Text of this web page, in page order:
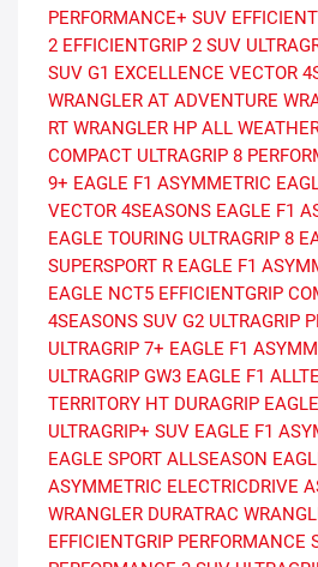
PERFORMANCE+ SUV
2 EFFICIENTGRIP 2 SUV
SUV G1 EXCELLENCE VECTOR
WRANGLER AT ADVENTURE
RT WRANGLER HP ALL
COMPACT ULTRAGRIP 8
9+ EAGLE F1 ASYMMETRIC
VECTOR 4SEASONS EAGLE F1
EAGLE TOURING ULTRAGRIP 8
SUPERSPORT R EAGLE F1
EAGLE NCT5 EFFICIENTGRIP
4SEASONS SUV G2 ULTRAGRIP
ULTRAGRIP 7+ EAGLE F1
ULTRAGRIP GW3 EAGLE F1
TERRITORY HT DURAGRIP
ULTRAGRIP+ SUV EAGLE F1
EAGLE SPORT ALLSEASON
ASYMMETRIC ELECTRICDRIVE
WRANGLER DURATRAC
EFFICIENTGRIP PERFORMANCE